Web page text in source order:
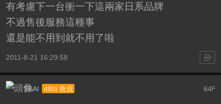
有考慮下一台衝一下這兩家日系品牌
不過售後服務這種事
還是能不用到就不用了啦
2011-8-21 16:29:58
64F
TSAI 480i 會員